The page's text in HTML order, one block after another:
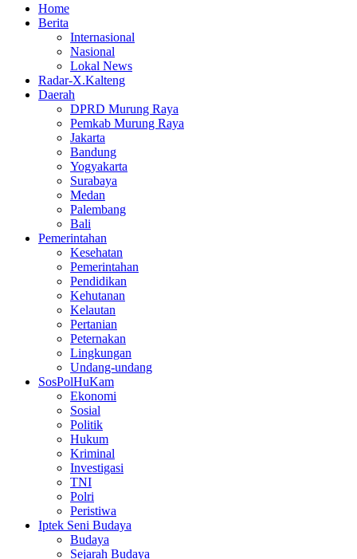
Home
Berita
Internasional
Nasional
Lokal News
Radar-X.Kalteng
Daerah
DPRD Murung Raya
Pemkab Murung Raya
Jakarta
Bandung
Yogyakarta
Surabaya
Medan
Palembang
Bali
Pemerintahan
Kesehatan
Pemerintahan
Pendidikan
Kehutanan
Kelautan
Pertanian
Peternakan
Lingkungan
Undang-undang
SosPolHuKam
Ekonomi
Sosial
Politik
Hukum
Kriminal
Investigasi
TNI
Polri
Peristiwa
Iptek Seni Budaya
Budaya
Sejarah Budaya